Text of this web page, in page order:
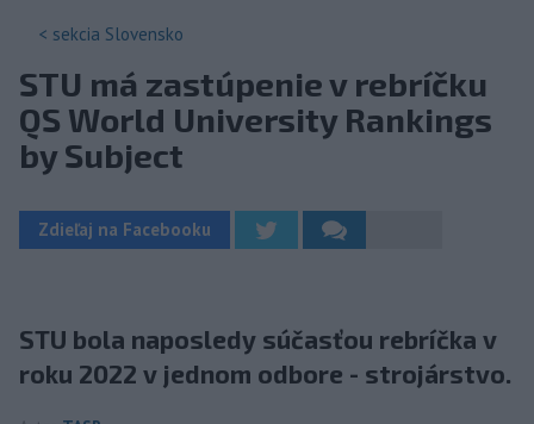
< sekcia Slovensko
STU má zastúpenie v rebríčku
QS World University Rankings
by Subject
Zdieľaj na Facebooku
STU bola naposledy súčasťou rebríčka v
roku 2022 v jednom odbore - strojárstvo.